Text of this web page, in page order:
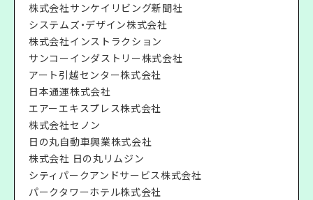
株式会社サンケイリビング新聞社
システムズ・デザイン株式会社
株式会社インストラクション
サンコーインダストリー株式会社
アート引越センター株式会社
日本通運株式会社
エアーエキスプレス株式会社
株式会社セノン
日の丸自動車興業株式会社
株式会社 日の丸リムジン
シティパークアンドサービス株式会社
パークタワーホテル株式会社